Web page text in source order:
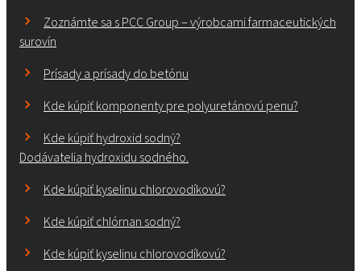
Zoznámte sa s PCC Group – výrobcami farmaceutických
surovín
Prísady a prísady do betónu
Kde kúpiť komponenty pre polyuretánovú penu?
Kde kúpiť hydroxid sodný?
Dodávatelia hydroxidu sodného.
Kde kúpiť kyselinu chlorovodíkovú?
Kde kúpiť chlórnan sodný?
Kde kúpiť kyselinu chlorovodíkovú?